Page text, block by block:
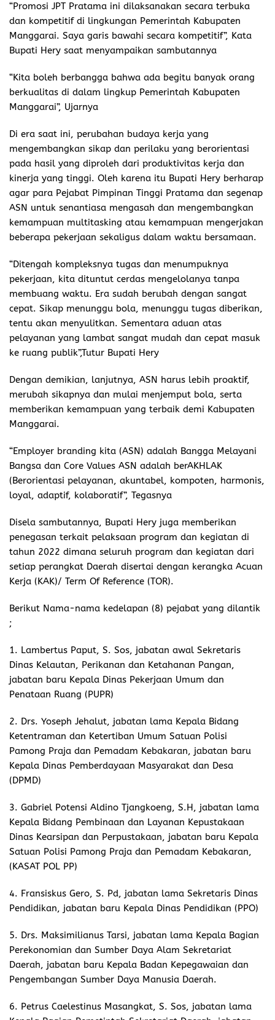
“Promosi JPT Pratama ini dilaksanakan secara terbuka
dan kompetitif di lingkungan Pemerintah Kabupaten
Manggarai. Saya garis bawahi secara kompetitif”, Kata
Bupati Hery saat menyampaikan sambutannya
“Kita boleh berbangga bahwa ada begitu banyak orang
berkualitas di dalam lingkup Pemerintah Kabupaten
Manggarai”, Ujarnya
Di era saat ini, perubahan budaya kerja yang
mengembangkan sikap dan perilaku yang berorientasi
pada hasil yang diproleh dari produktivitas kerja dan
kinerja yang tinggi. Oleh karena itu Bupati Hery berharap
agar para Pejabat Pimpinan Tinggi Pratama dan segenap
ASN untuk senantiasa mengasah dan mengembangkan
kemampuan multitasking atau kemampuan mengerjakan
beberapa pekerjaan sekaligus dalam waktu bersamaan.
“Ditengah kompleksnya tugas dan menumpuknya
pekerjaan, kita dituntut cerdas mengelolanya tanpa
membuang waktu. Era sudah berubah dengan sangat
cepat. Sikap menunggu bola, menunggu tugas diberikan,
tentu akan menyulitkan. Sementara aduan atas
pelayanan yang lambat sangat mudah dan cepat masuk
ke ruang publik”,Tutur Bupati Hery
Dengan demikian, lanjutnya, ASN harus lebih proaktif,
merubah sikapnya dan mulai menjemput bola, serta
memberikan kemampuan yang terbaik demi Kabupaten
Manggarai.
“Employer branding kita (ASN) adalah Bangga Melayani
Bangsa dan Core Values ASN adalah berAKHLAK
(Berorientasi pelayanan, akuntabel, kompoten, harmonis,
loyal, adaptif, kolaboratif”, Tegasnya
Disela sambutannya, Bupati Hery juga memberikan
penegasan terkait pelaksaan program dan kegiatan di
tahun 2022 dimana seluruh program dan kegiatan dari
setiap perangkat Daerah disertai dengan kerangka Acuan
Kerja (KAK)/ Term Of Reference (TOR).
Berikut Nama-nama kedelapan (8) pejabat yang dilantik
;
1. Lambertus Paput, S. Sos, jabatan awal Sekretaris
Dinas Kelautan, Perikanan dan Ketahanan Pangan,
jabatan baru Kepala Dinas Pekerjaan Umum dan
Penataan Ruang (PUPR)
2. Drs. Yoseph Jehalut, jabatan lama Kepala Bidang
Ketentraman dan Ketertiban Umum Satuan Polisi
Pamong Praja dan Pemadam Kebakaran, jabatan baru
Kepala Dinas Pemberdayaan Masyarakat dan Desa
(DPMD)
3. Gabriel Potensi Aldino Tjangkoeng, S.H, jabatan lama
Kepala Bidang Pembinaan dan Layanan Kepustakaan
Dinas Kearsipan dan Perpustakaan, jabatan baru Kepala
Satuan Polisi Pamong Praja dan Pemadam Kebakaran,
(KASAT POL PP)
4. Fransiskus Gero, S. Pd, jabatan lama Sekretaris Dinas
Pendidikan, jabatan baru Kepala Dinas Pendidikan (PPO)
5. Drs. Maksimilianus Tarsi, jabatan lama Kepala Bagian
Perekonomian dan Sumber Daya Alam Sekretariat
Daerah, jabatan baru Kepala Badan Kepegawaian dan
Pengembangan Sumber Daya Manusia Daerah.
6. Petrus Caelestinus Masangkat, S. Sos, jabatan lama